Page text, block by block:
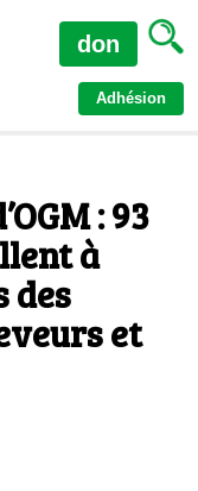
Adhésion
don
: 93
à
des
et